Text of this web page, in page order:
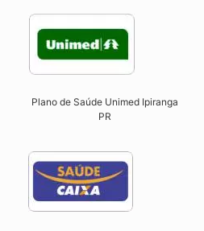
Plano de Saúde Unimed Ipiranga
PR